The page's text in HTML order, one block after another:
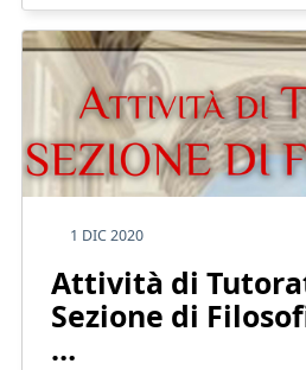
1 DIC 2020
Attività di
Sezione di
…